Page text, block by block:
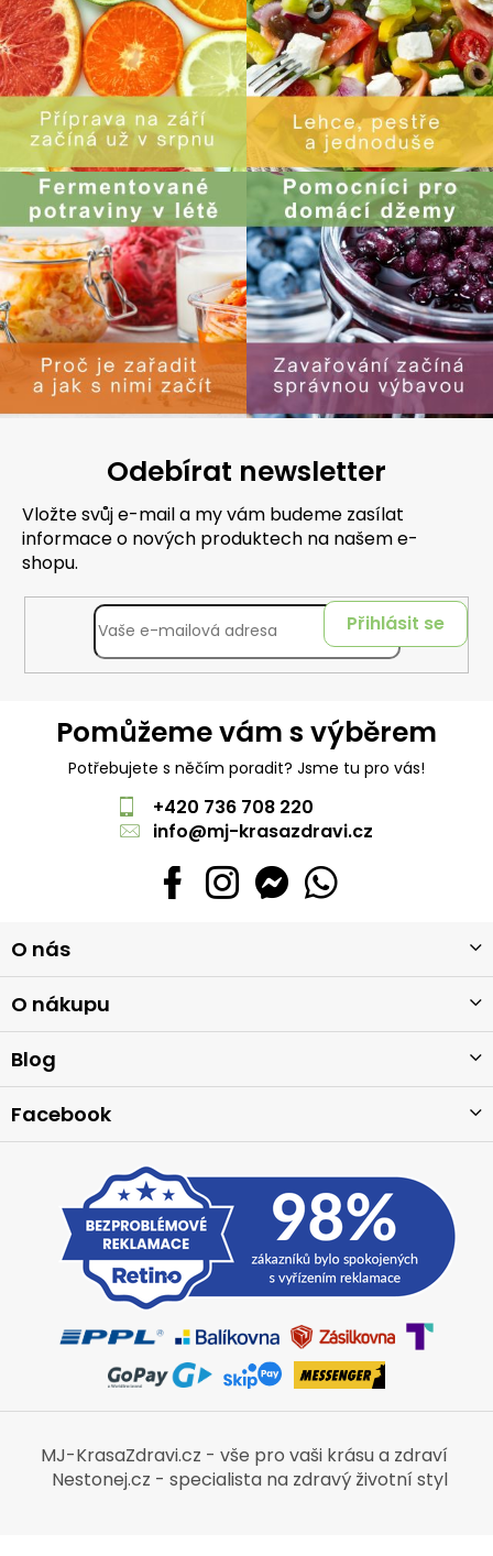
Odebírat newsletter
Vložte svůj e-mail a my vám budeme zasílat
informace o nových produktech na našem e-
shopu.
Přihlásit se
Pomůžeme vám s výběrem
Potřebujete s něčím poradit? Jsme tu pro vás!
+420 736 708 220
info@mj-krasazdravi.cz
á
p
a
t
O nás
O nákupu
Blog
Facebook
MJ-KrasaZdravi.cz - vše pro vaši krásu a zdraví
Nestonej.cz - specialista na zdravý životní styl